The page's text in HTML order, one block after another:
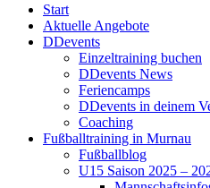
Start
Aktuelle Angebote
DDevents
Einzeltraining buchen
DDevents News
Feriencamps
DDevents in deinem
Coaching
Fußballtraining in Murnau
Fußballblog
U15 Saison 2025 –